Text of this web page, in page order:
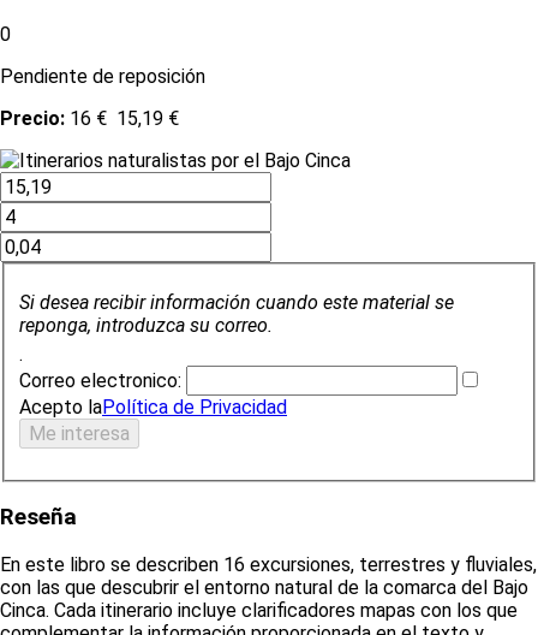
0
Pendiente de reposición
Precio: 16 € 15,19 €
Si desea recibir información cuando este material se
reponga, introduzca su correo.
.
Correo electronico:
Acepto laPolítica de Privacidad
Reseña
En este libro se describen 16 excursiones, terrestres y fluviales,
con las que descubrir el entorno natural de la comarca del Bajo
Cinca. Cada itinerario incluye clarificadores mapas con los que